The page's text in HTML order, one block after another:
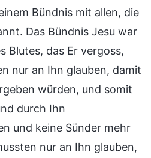
Bündnis mit allen, die
Das Bündnis Jesu war
Blutes, das Er vergoss,
nur an Ihn glauben, damit
würden, und somit
durch Ihn
und keine Sünder mehr
nur an Ihn glauben,